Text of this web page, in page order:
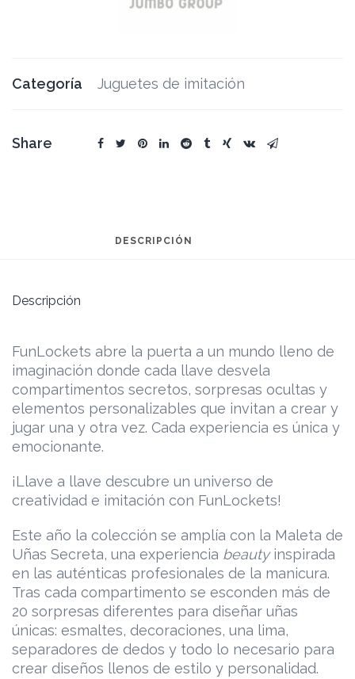
Categoría Juguetes de imitación
Share
DESCRIPCIÓN
Descripción
FunLockets abre la puerta a un mundo lleno de
imaginación donde cada llave desvela
compartimentos secretos, sorpresas ocultas y
elementos personalizables que invitan a crear y
jugar una y otra vez. Cada experiencia es única y
emocionante.
¡Llave a llave descubre un universo de
creatividad e imitación con FunLockets!
Este año la colección se amplía con la Maleta de
Uñas Secreta, una experiencia beautyinspirada
en las auténticas profesionales de la manicura.
Tras cada compartimento se esconden más de
20 sorpresas diferentes para diseñar uñas
únicas: esmaltes, decoraciones, una lima,
separadores de dedos y todo lo necesario para
crear diseños llenos de estilo y personalidad.